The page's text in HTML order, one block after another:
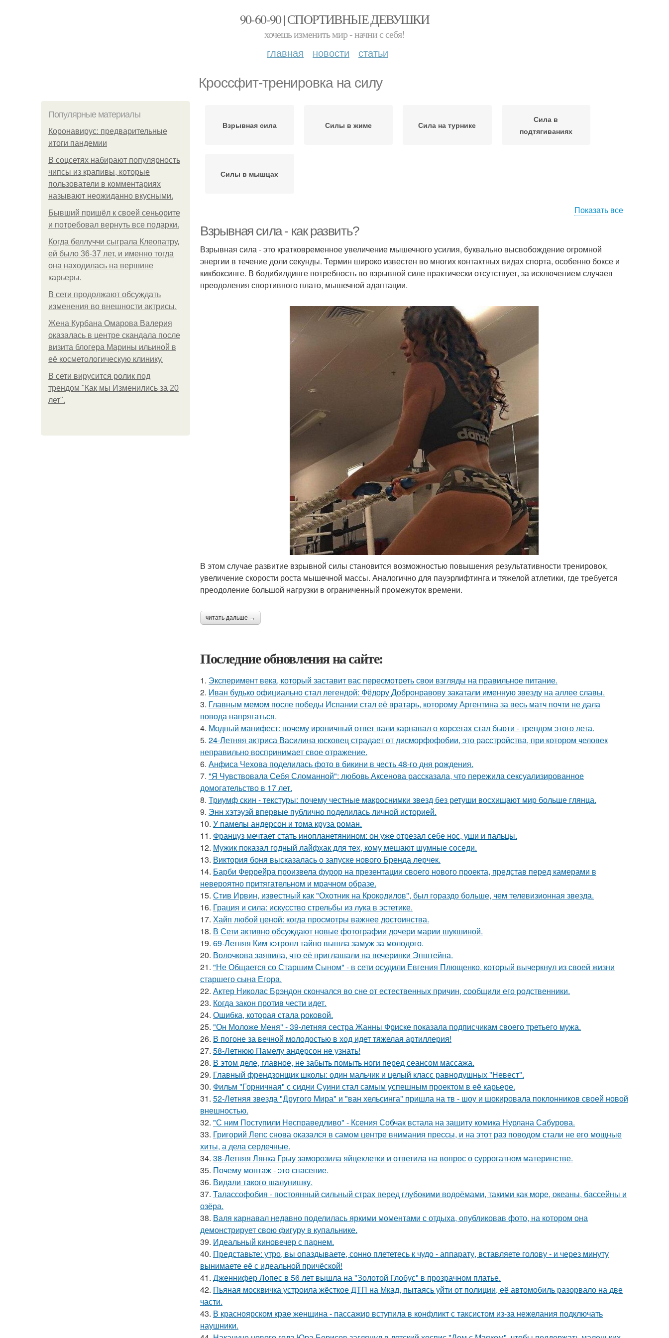
90-60-90 | СПОРТИВНЫЕ ДЕВУШКИ
хочешь изменить мир - начни с себя!
главная новости статьи
Кроссфит-тренировка на силу
Популярные материалы
Коронавирус: предварительные
итоги пандемии
В соцсетях набирают популярность
чипсы из крапивы, которые
пользователи в комментариях
называют неожиданно вкусными.
Бывший пришёл к своей сеньорите
и потребовал вернуть все подарки.
Когда беллуччи сыграла Клеопатру,
ей было 36-37 лет, и именно тогда
она находилась на вершине
карьеры.
В сети продолжают обсуждать
изменения во внешности актрисы.
Жена Курбана Омарова Валерия
оказалась в центре скандала после
визита блогера Марины ильиной в
её косметологическую клинику.
В сети вирусится ролик под
трендом "Как мы Изменились за 20
лет".
Взрывная сила Силы в жиме Сила на турнике
Сила в
подтягиваниях
Силы в мышцах
Показать все
Взрывная сила - как развить?
Взрывная сила - это кратковременное увеличение мышечного усилия, буквально высвобождение огромной
энергии в течение доли секунды. Термин широко известен во многих контактных видах спорта, особенно боксе и
кикбоксинге. В бодибилдинге потребность во взрывной силе практически отсутствует, за исключением случаев
преодоления спортивного плато, мышечной адаптации.
В этом случае развитие взрывной силы становится возможностью повышения результативности тренировок,
увеличение скорости роста мышечной массы. Аналогично для пауэрлифтинга и тяжелой атлетики, где требуется
преодоление большой нагрузки в ограниченный промежуток времени.
читать дальше →
Последние обновления на сайте:
1. Эксперимент века, который заставит вас пересмотреть свои взгляды на правильное питание.
2. Иван будько официально стал легендой: Фёдору Добронравову закатали именную звезду на аллее славы.
3. Главным мемом после победы Испании стал её вратарь, которому Аргентина за весь матч почти не дала
повода напрягаться.
4. Модный манифест: почему ироничный ответ вали карнавал о корсетах стал бьюти - трендом этого лета.
5. 24-Летняя актриса Василина юсковец страдает от дисморфофобии, это расстройства, при котором человек
неправильно воспринимает свое отражение.
6. Анфиса Чехова поделилась фото в бикини в честь 48-го дня рождения.
7. "Я Чувствовала Себя Сломанной": любовь Аксенова рассказала, что пережила сексуализированное
домогательство в 17 лет.
8. Триумф скин - текстуры: почему честные макроснимки звезд без ретуши восхищают мир больше глянца.
9. Энн хэтэуэй впервые публично поделилась личной историей.
10. У памелы андерсон и тома круза роман.
11. Француз мечтает стать инопланетянином: он уже отрезал себе нос, уши и пальцы.
12. Мужик показал годный лайфхак для тех, кому мешают шумные соседи.
13. Виктория боня высказалась о запуске нового Бренда лерчек.
14. Барби Феррейра произвела фурор на презентации своего нового проекта, представ перед камерами в
невероятно притягательном и мрачном образе.
15. Стив Ирвин, известный как "Охотник на Крокодилов", был гораздо больше, чем телевизионная звезда.
16. Грация и сила: искусство стрельбы из лука в эстетике.
17. Хайп любой ценой: когда просмотры важнее достоинства.
18. В Сети активно обсуждают новые фотографии дочери марии шукшиной.
19. 69-Летняя Ким кэтролл тайно вышла замуж за молодого.
20. Волочкова заявила, что её приглашали на вечеринки Эпштейна.
21. "Не Общается со Старшим Сыном" - в сети осудили Евгения Плющенко, который вычеркнул из своей жизни
старшего сына Егора.
22. Актер Николас Брэндон скончался во сне от естественных причин, сообщили его родственники.
23. Когда закон против чести идет.
24. Ошибка, которая стала роковой.
25. "Он Моложе Меня" - 39-летняя сестра Жанны Фриске показала подписчикам своего третьего мужа.
26. В погоне за вечной молодостью в ход идет тяжелая артиллерия!
27. 58-Летнюю Памелу андерсон не узнать!
28. В этом деле, главное, не забыть помыть ноги перед сеансом массажа.
29. Главный френдзонщик школы: один мальчик и целый класс равнодушных "Невест".
30. Фильм "Горничная" с сидни Суини стал самым успешным проектом в её карьере.
31. 52-Летняя звезда "Другого Мира" и "ван хельсинга" пришла на тв - шоу и шокировала поклонников своей новой
внешностью.
32. "С ним Поступили Несправедливо" - Ксения Собчак встала на защиту комика Нурлана Сабурова.
33. Григорий Лепс снова оказался в самом центре внимания прессы, и на этот раз поводом стали не его мощные
хиты, а дела сердечные.
34. 38-Летняя Лянка Грыу заморозила яйцеклетки и ответила на вопрос о суррогатном материнстве.
35. Почему монтаж - это спасение.
36. Видaли тaкого шaлунишку.
37. Талассофобия - постоянный сильный страх перед глубокими водоёмами, такими как море, океаны, бассейны и
озёра.
38. Валя карнавал недавно поделилась яркими моментами с отдыха, опубликовав фото, на котором она
демонстрирует свою фигуру в купальнике.
39. Идеальный киновечер с парнем.
40. Представьте: утро, вы опаздываете, сонно плететесь к чудо - аппарату, вставляете голову - и через минуту
вынимаете её с идеальной причёской!
41. Дженнифер Лопес в 56 лет вышла на "Золотой Глобус" в прозрачном платье.
42. Пьяная москвичка устроила жёсткое ДТП на Мкад, пытаясь уйти от полиции, её автомобиль разорвало на две
части.
43. В красноярском крае женщина - пассажир вступила в конфликт с таксистом из-за нежелания подключать
наушники.